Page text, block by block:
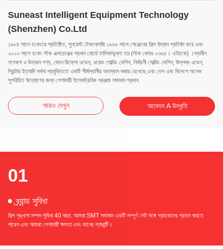
Suneast Intelligent Equipment Technology
(Shenzhen) Co.Ltd
১৯৮৪ সালে হংকংয়ে প্রতিষ্ঠিত, সুনয়েস্ট টেকনোলজি ১৯৯৯ সালে শেঞ্জেনের শিল্প উদ্যান প্রতিষ্ঠা করে এবং
২০০০ সালে হংকং স্টক এক্সচেঞ্জের প্রধান বোর্ডে তালিকাভুক্ত হয় (স্টক কোডঃ ০৩৬৫। এইচকে) ।স্বাধীন
গবেষণা ও উন্নয়ন পণ্য, যেমন রিফ্লো ওভেন, ওয়েভ সোল্ডিং মেশিন, নির্বাচনী সোল্ডিং মেশিন, উল্লম্ব ওভেন,
প্রিন্টার ইত্যাদি সর্বদা প্রযুক্তিতে একটি শীর্ষস্থানীয় অবস্থান বজায় রেখেছে,এবং দেশ এবং বিদেশে অনেক
সুপরিচিত উদ্যোগের জন্য পেশাদারী ইলেকট্রনিক সরঞ্জাম সমাধান প্রদান.
আরও দেখুন আবেদন A উদ্ধৃতি
01
ব্র্যান্ড সুবিধা
শিল্প শৃঙ্খলা সম্পদ সুবিধা 40 বছর. আমরা SMT সমাধান একটি সম্পূর্ণ সেট সঙ্গে গ্রাহকদের প্রদান করতে
পারেন এবং আমরা পেশাদারী ক্ষমতা এবং মানের গ্যারান্টি।